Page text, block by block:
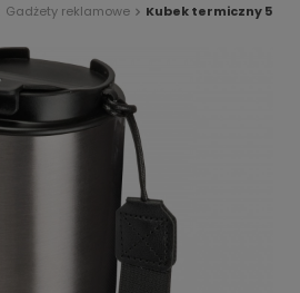
Gadżety reklamowe Kubek termiczny 550